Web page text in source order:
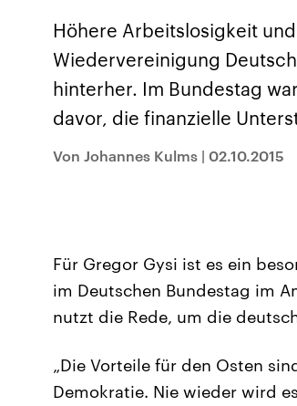
am 6. September 2026
Seit 2021 wird das
Koalition aus CDU, SPD
Umfragen, Prognosen,
Hintergründe zu den
Wirtschaftlich und
militärisch gehören die
Vereinigten Staaten zu
den mächtigsten
Ländern der Erde, mit
großem Einfluss auf das
aktuelle
Höhere Arbeitslosigkeit
Wiedervereinigung
hinterher. Im Bundestag
davor, die finanzielle
Von Johannes Kulms | 02.10.2015
Für Gregor Gysi ist es ein
im Deutschen Bundestag im
nutzt die Rede, um die
„Die Vorteile für den Osten
Demokratie. Nie wieder wird